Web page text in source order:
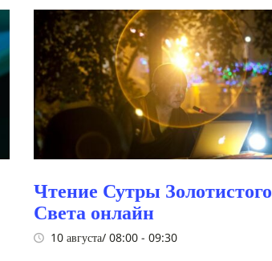
Чтение Сутры Золотистого
Света онлайн
10 августа/ 08:00- 09:30